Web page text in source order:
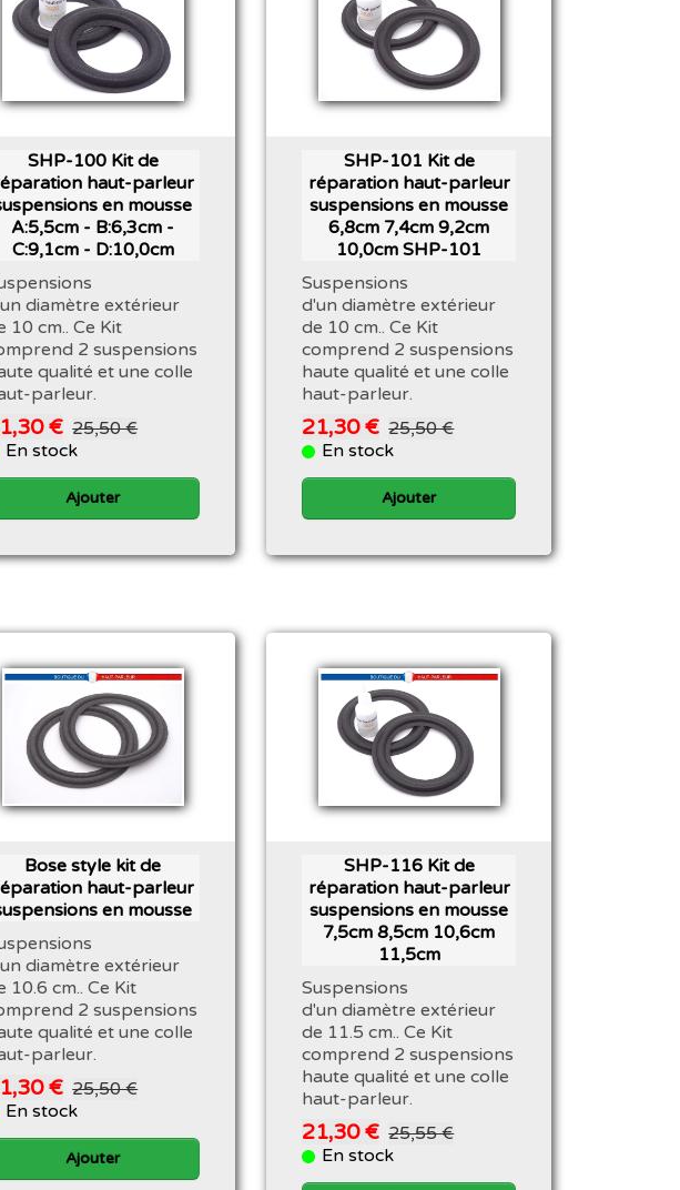
SHP-100 Kit de
haut-parleur
en mousse
A:5,5cm - B:6,3cm -
C:9,1cm - D:10,0cm
diamètre extérieur
10 cm.. Ce Kit
2 suspensions
qualité et une colle
parleur.
€ 25,50 €
En stock
Ajouter
SHP-101 Kit de
réparation haut-parleur
suspensions en mousse
6,8cm 7,4cm 9,2cm
10,0cm SHP-101
Suspensions
d'un diamètre extérieur
de 10 cm.. Ce Kit
comprend 2 suspensions
haute qualité et une colle
haut-parleur.
21,30 € 25,50 €
En stock
Ajouter
Bose style kit de
haut-parleur
en mousse
diamètre extérieur
10.6 cm.. Ce Kit
2 suspensions
qualité et une colle
parleur.
€ 25,50 €
En stock
Ajouter
SHP-116 Kit de
réparation haut-parleur
suspensions en mousse
7,5cm 8,5cm 10,6cm
11,5cm
Suspensions
d'un diamètre extérieur
de 11.5 cm.. Ce Kit
comprend 2 suspensions
haute qualité et une colle
haut-parleur.
21,30 € 25,55 €
En stock